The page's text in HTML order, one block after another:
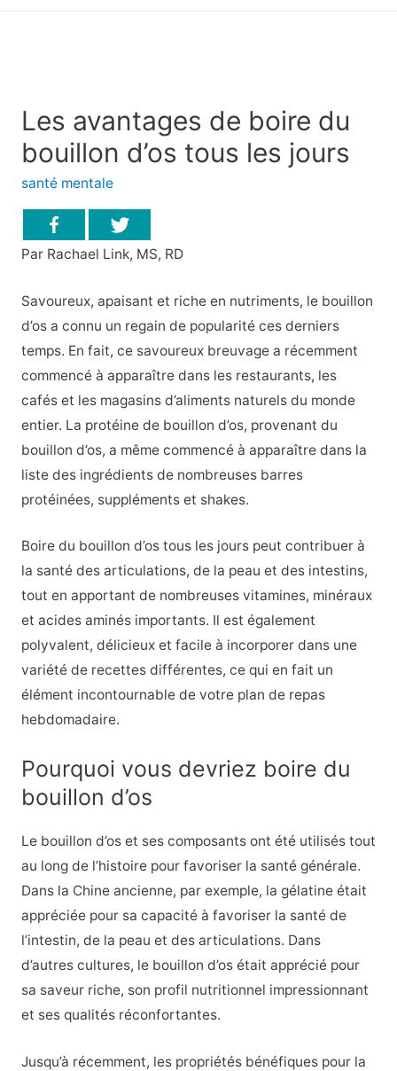
Les avantages de boire du
bouillon d’os tous les jours
santé mentale
Par Rachael Link, MS, RD
Savoureux, apaisant et riche en nutriments, le bouillon
d’os a connu un regain de popularité ces derniers
temps. En fait, ce savoureux breuvage a récemment
commencé à apparaître dans les restaurants, les
cafés et les magasins d’aliments naturels du monde
entier. La protéine de bouillon d’os, provenant du
bouillon d’os, a même commencé à apparaître dans la
liste des ingrédients de nombreuses barres
protéinées, suppléments et shakes.
Boire du bouillon d’os tous les jours peut contribuer à
la santé des articulations, de la peau et des intestins,
tout en apportant de nombreuses vitamines, minéraux
et acides aminés importants. Il est également
polyvalent, délicieux et facile à incorporer dans une
variété de recettes différentes, ce qui en fait un
élément incontournable de votre plan de repas
hebdomadaire.
Pourquoi vous devriez boire du
bouillon d’os
Le bouillon d’os et ses composants ont été utilisés tout
au long de l’histoire pour favoriser la santé générale.
Dans la Chine ancienne, par exemple, la gélatine était
appréciée pour sa capacité à favoriser la santé de
l’intestin, de la peau et des articulations. Dans
d’autres cultures, le bouillon d’os était apprécié pour
sa saveur riche, son profil nutritionnel impressionnant
et ses qualités réconfortantes.
Jusqu’à récemment, les propriétés bénéfiques pour la